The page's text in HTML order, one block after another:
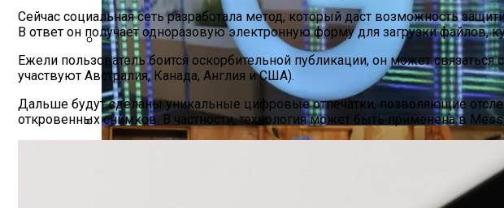
Звезды, Которые Трагически Погибли, Стремясь К Вечной
Google Инвестирует $1 Млрд В Новый Дата-Центр В
Сейчас социальная сеть разработала метод, который даст возможность
В ответ он получает одноразовую электронную форму для загрузки
Ежели пользователь боится оскорбительной публикации, он может
участвуют Австралия, Канада, Англия и США).
Дальше будут сделаны уникальные цифровые отпечатки, позволяющие
откровенных снимков. В частности, технология может быть применена в